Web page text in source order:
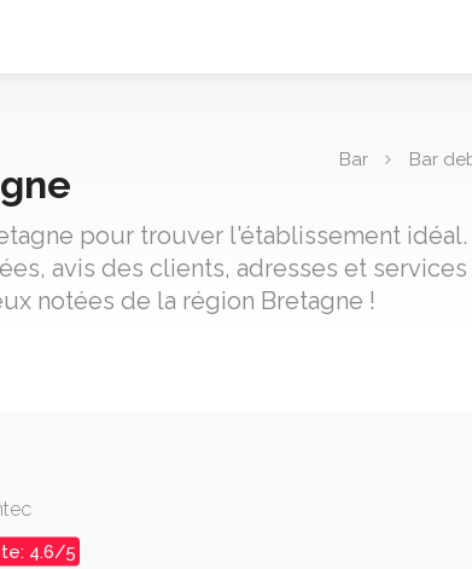
Bar Bar
pour trouver l'établissement idéal.
avis des clients, adresses et
notées de la région Bretagne !
4.6/5